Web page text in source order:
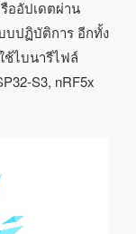
ออัปเดตผ่าน
บปฏิบัติการ อีกทั้ง
ช้ไบนารีไฟล์
S3, nRF5x